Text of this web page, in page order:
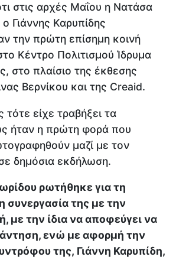
στις αρχές Μαΐου η Νατάσα
Γιάννης Καρυπίδης
την πρώτη επίσημη κοινή
Κέντρο Πολιτισμού Ίδρυμα
στο πλαίσιο της έκθεσης
Βερνίκου και της Creaid.
είχε τραβήξει τα
ήταν η πρώτη φορά που
μαζί με τον
δημόσια εκδήλωση.
ρωτήθηκε για τη
της με την
με την ίδια να αποφεύγει να
ενώ με αφορμή την
της, Γιάννη Καρυπίδη,